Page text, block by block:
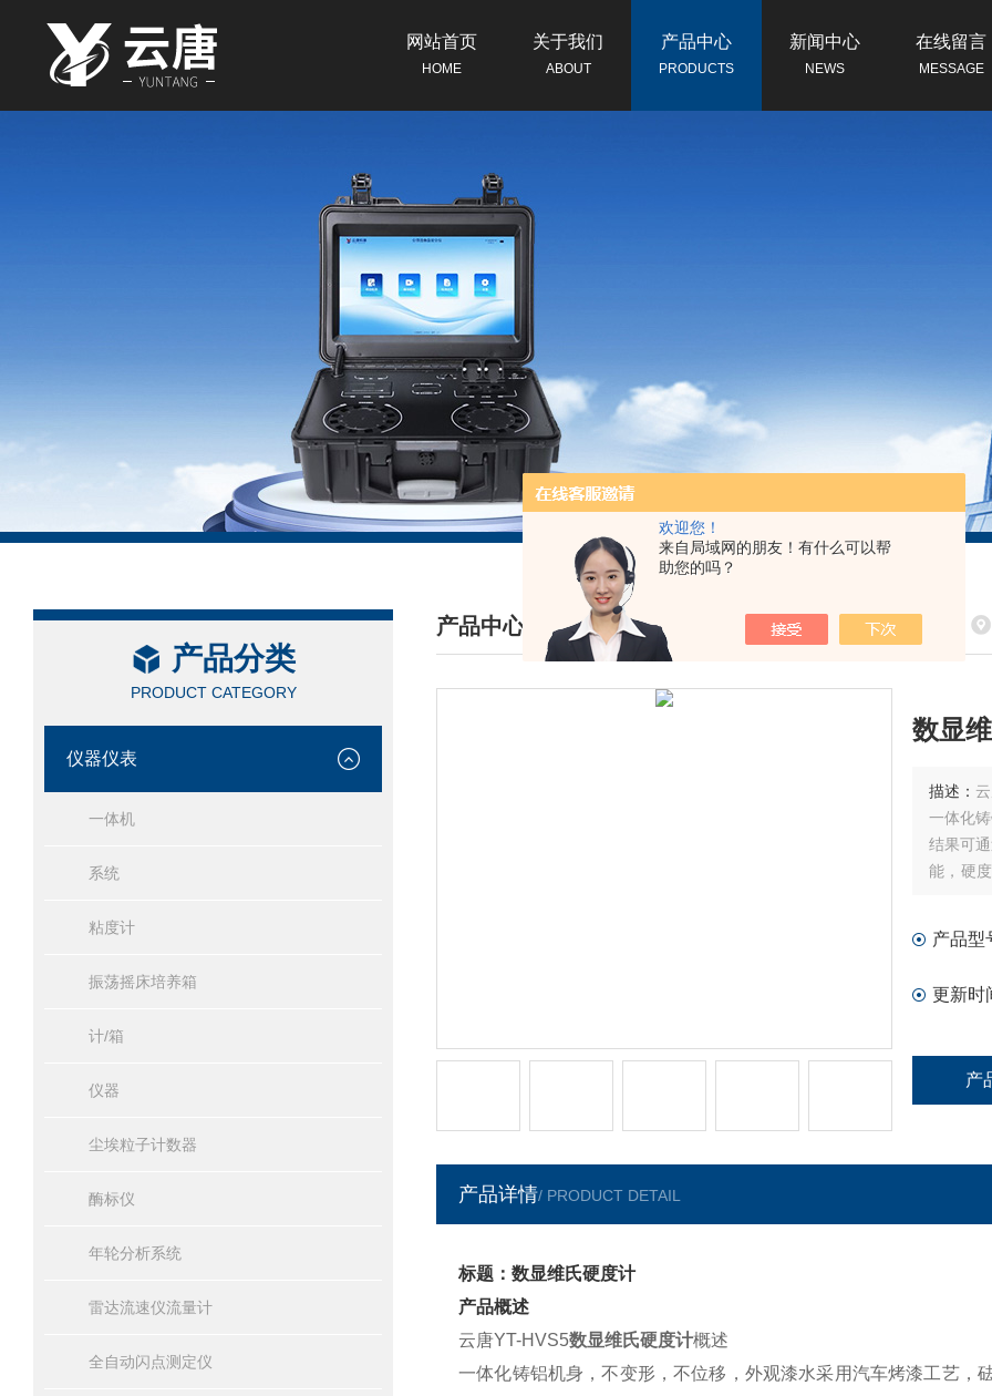
欢迎您！
来自局域网的朋友！有什么可以帮
助您的吗？
网站首页
HOME
关于我们
ABOUT
产品中心
PRODUCTS
新闻中心
NEWS
在线留言
MESSAGE
产品分类
PRODUCT CATEGORY
仪器仪表
一体机
系统
粘度计
振荡摇床培养箱
计/箱
仪器
尘埃粒子计数器
酶标仪
年轮分析系统
雷达流速仪流量计
全自动闪点测定仪
产品中心
/ PRODUCTS CENTER
数显
描述：
一体化
结果可
能，硬
产品型
更新时
产
产品详情/ PRODUCT DETAIL
标题：数显维氏硬度计
产品概述
云唐YT-HVS5数显维氏硬度计概述
一体化铸铝机身，不变形，不位移，外观漆水采用汽车烤漆工艺